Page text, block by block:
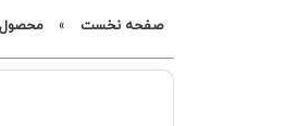
صفحه نخست » محصول